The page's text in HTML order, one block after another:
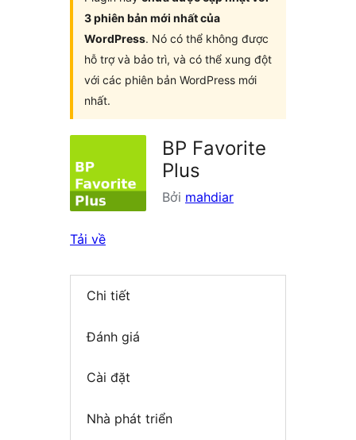
3 phiên bản mới nhất của
WordPress. Nó có thể không được
hỗ trợ và bảo trì, và có thể xung đột
với các phiên bản WordPress mới
nhất.
BP Favorite
Plus
Bởi mahdiar
Tải về
Chi tiết
Đánh giá
Cài đặt
Nhà phát triển